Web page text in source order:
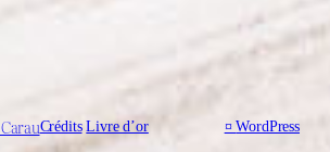
Crédits Livre d’or ¤WordPress